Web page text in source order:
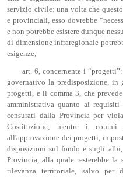
servizio civile: una volta che
e provinciali, esso dovrebbe
e non potrebbe esistere dunque
di dimensione infraregionale
esigenze;
art. 6, concernente i
governativo la predisposizione, in
progetti, e il comma 3, che
amministrativa quanto ai
censurati dalla Provincia per
Costituzione; mentre i
all'approvazione dei progetti,
disposizioni sul fondo e sugli albi,
Provincia, alla quale resterebbe
rilevanza territoriale, salvo per